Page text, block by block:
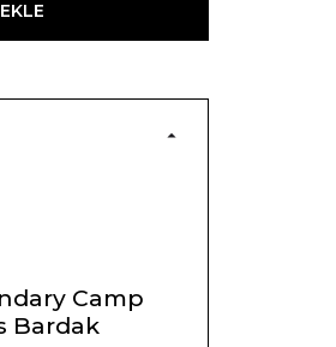
Camp
Bardak